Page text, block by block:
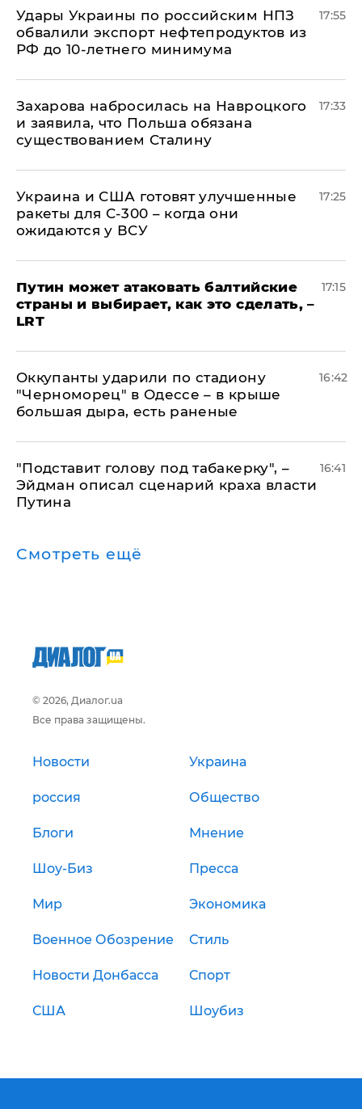
Удары Украины по российским НПЗ
обвалили экспорт нефтепродуктов из
РФ до 10-летнего минимума
17:55
​Захарова набросилась на Навроцкого
и заявила, что Польша обязана
существованием Сталину
17:33
Украина и США готовят улучшенные
ракеты для С-300 – когда они
ожидаются у ВСУ
17:25
Путин может атаковать балтийские
страны и выбирает, как это сделать, –
LRT
17:15
Оккупанты ударили по стадиону
"Черноморец" в Одессе – в крыше
большая дыра, есть раненые
16:42
​"Подставит голову под табакерку", –
Эйдман описал сценарий краха власти
Путина
16:41
Смотреть ещё
© 2026, Диалог.ua
Все права защищены.
Новости Украина
россия Общество
Блоги Мнение
Шоу-Биз Пресса
Мир Экономика
Военное Обозрение Стиль
Новости Донбасса Спорт
США Шоубиз